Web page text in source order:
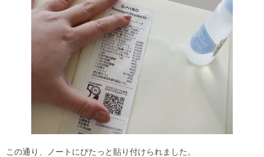
この通り、ノートにぴたっと貼り付けられました。